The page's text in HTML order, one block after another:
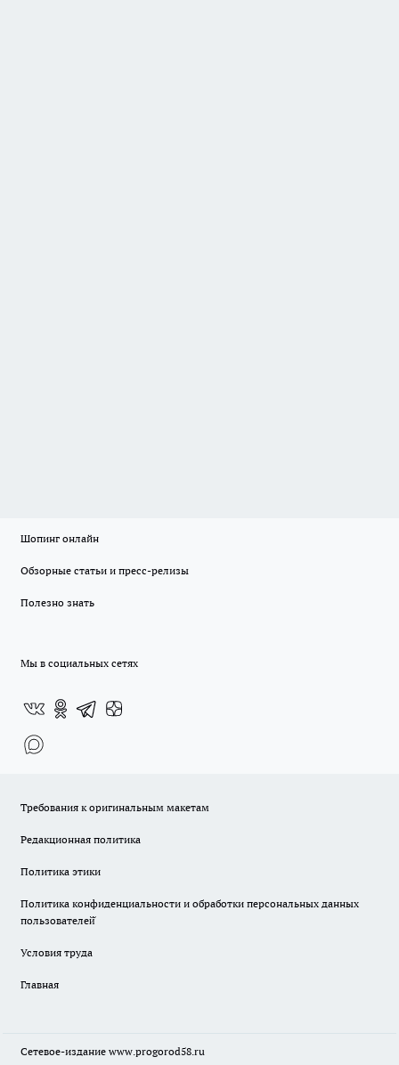
Шопинг онлайн
Обзорные статьи и пресс-релизы
Полезно знать
Мы в социальных сетях
Требования к оригинальным макетам
Редакционная политика
Политика этики
Политика конфиденциальности и обработки персональных данных
пользователей̆
Условия труда
Главная
Сетевое-издание www.progorod58.ru